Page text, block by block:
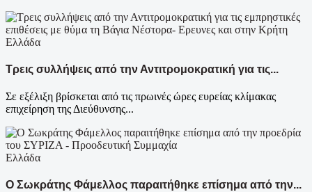
Ελλάδα
Τρεις συλλήψεις από την Αντιτρομοκρατική για τις...
Σε εξέλιξη βρίσκεται από τις πρωινές ώρες ευρείας κλίμακας
επιχείρηση της Διεύθυνσης...
Ελλάδα
Ο Σωκράτης Φάμελλος παραιτήθηκε επίσημα από την...